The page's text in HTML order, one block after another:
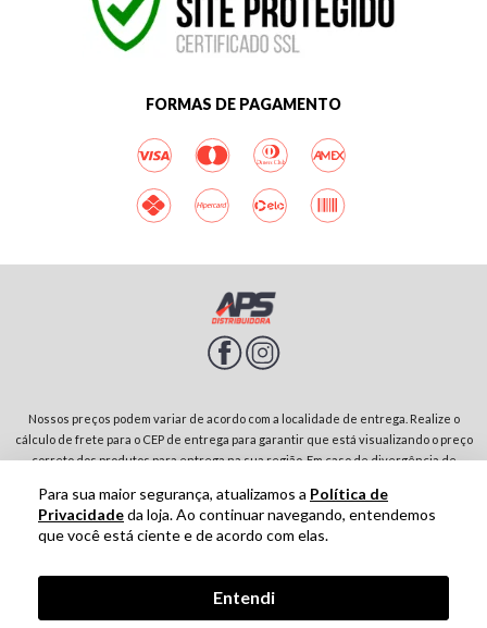
Para sua maior segurança, atualizamos a Política de
Privacidadeda loja. Ao continuar navegando, entendemos
que você está ciente e de acordo com elas.
Entendi
FORMAS DE PAGAMENTO
Nossos preços podem variar de acordo com a localidade de entrega. Realize o
cálculo de frete para o CEP de entrega para garantir que está visualizando o preço
correto dos produtos para entrega na sua região. Em caso de divergência de
no carrinho de compras. Rodovia SP-342, Parque Residencial Jardim São Domingos |
13874-243-São João da Boa Vista-SP | CNPJ: 01.910.513/0001-00